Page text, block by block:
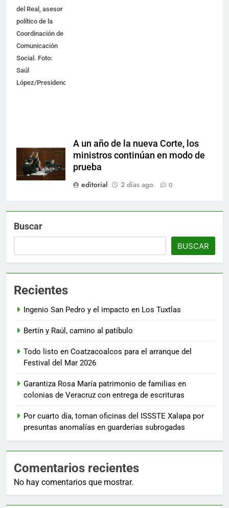
del Real, asesor
político de la
Coordinación de
Comunicación
Social. Foto:
Saúl
López/Presidencia
A un año de la nueva Corte, los
ministros continúan en modo de
prueba
editorial
2 días ago 0
Buscar
BUSCAR
Recientes
Ingenio San Pedro y el impacto en Los Tuxtlas
Bertín y Raúl, camino al patíbulo
Todo listo en Coatzacoalcos para el arranque del
Festival del Mar 2026
Garantiza Rosa María patrimonio de familias en
colonias de Veracruz con entrega de escrituras
Por cuarto día, toman oficinas del ISSSTE Xalapa por
presuntas anomalías en guarderías subrogadas
Comentarios recientes
No hay comentarios que mostrar.